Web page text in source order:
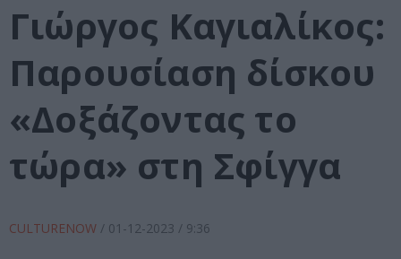
Γιώργος Καγιαλίκος:
Παρουσίαση δίσκου
«Δοξάζοντας το
τώρα» στη Σφίγγα
CULTURENOW / 01-12-2023 / 9:36